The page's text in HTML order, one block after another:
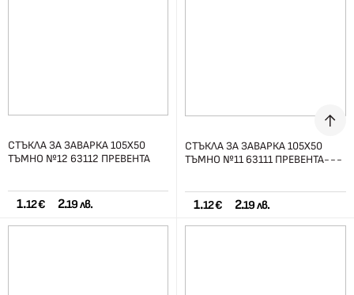
СТЪКЛА ЗА ЗАВАРКА 105Х50
ТЪМНО №12 63112 ПРЕВЕНТА
1.12 € 2.19 лв.
СТЪКЛА ЗА ЗАВАРКА 105Х50
ТЪМНО №11 63111 ПРЕВЕНТА---
1.12 € 2.19 лв.